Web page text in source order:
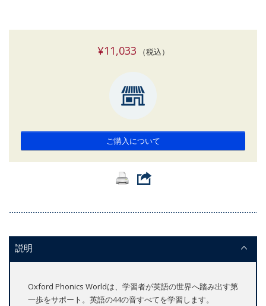
¥11,033 （税込）
ご購入について
説明
Oxford Phonics Worldは、学習者が英語の世界へ踏み出す第
一歩をサポート。英語の44の音すべてを学習します。